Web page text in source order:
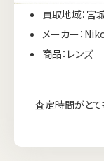
買取地域：宮
メーカー：
商品：レンズ
査定時間がとて